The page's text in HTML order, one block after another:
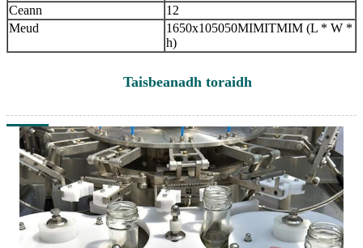
Ceann
12
Meud
1650x105050MIMITMIM (L * W *
h)
Taisbeanadh toraidh